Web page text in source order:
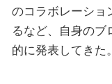
のコラボレーショ
るなど、自身のブ
的に発表してきた。